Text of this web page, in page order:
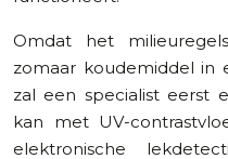
Omdat het
zomaar koudemiddel in
zal een specialist eerst
kan met UV-
elektronische